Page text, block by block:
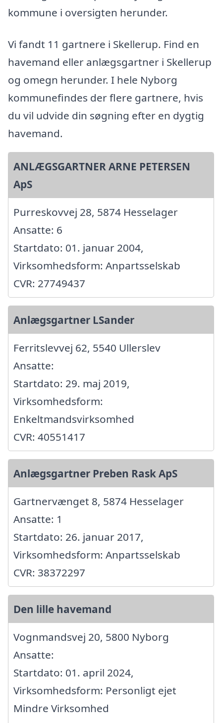
kommune i oversigten herunder.
Vi fandt 11 gartnere i Skellerup. Find en
havemand eller anlægsgartner i Skellerup
og omegn herunder. I hele Nyborg
kommunefindes der flere gartnere, hvis
du vil udvide din søgning efter en dygtig
havemand.
ANLÆGSGARTNER ARNE PETERSEN
ApS
Purreskovvej 28, 5874 Hesselager
Ansatte: 6
Startdato: 01. januar 2004,
Virksomhedsform: Anpartsselskab
CVR: 27749437
Anlægsgartner LSander
Ferritslevvej 62, 5540 Ullerslev
Ansatte:
Startdato: 29. maj 2019,
Virksomhedsform:
Enkeltmandsvirksomhed
CVR: 40551417
Anlægsgartner Preben Rask ApS
Gartnervænget 8, 5874 Hesselager
Ansatte: 1
Startdato: 26. januar 2017,
Virksomhedsform: Anpartsselskab
CVR: 38372297
Den lille havemand
Vognmandsvej 20, 5800 Nyborg
Ansatte:
Startdato: 01. april 2024,
Virksomhedsform: Personligt ejet
Mindre Virksomhed